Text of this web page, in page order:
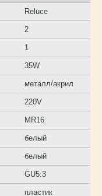
Reluce
2
1
35W
металл/акрил
220V
MR16
белый
белый
GU5.3
пластик